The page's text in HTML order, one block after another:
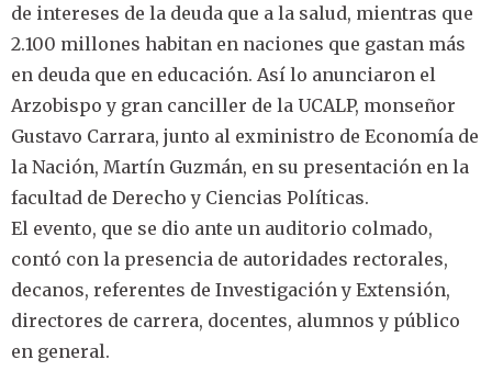
de intereses de la deuda que a la salud, mientras que
2.100 millones habitan en naciones que gastan más
en deuda que en educación. Así lo anunciaron el
Arzobispo y gran canciller de la UCALP, monseñor
Gustavo Carrara, junto al exministro de Economía de
la Nación, Martín Guzmán, en su presentación en la
facultad de Derecho y Ciencias Políticas.
El evento, que se dio ante un auditorio colmado,
contó con la presencia de autoridades rectorales,
decanos, referentes de Investigación y Extensión,
directores de carrera, docentes, alumnos y público
en general.